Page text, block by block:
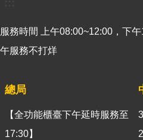
租
稅
專
分
服務時間 上午08:00~12:00，下
午服務不打烊
總局
【全功能櫃臺下午延時服務至
17:30】